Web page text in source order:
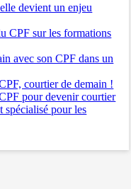
devient un enjeu
CPF sur les formations
avec son CPF dans un
courtier de demain !
pour devenir courtier
spécialisé pour les